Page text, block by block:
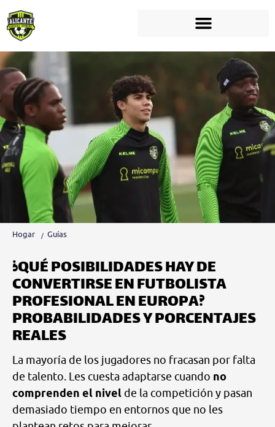
Hogar Guías
¿QUÉ POSIBILIDADES HAY DE
CONVERTIRSE EN FUTBOLISTA
PROFESIONAL EN EUROPA?
PROBABILIDADES Y PORCENTAJES
REALES
La mayoría de los jugadores no fracasan por falta
de talento. Les cuesta adaptarse cuando no
comprenden el nivel de la competición y pasan
demasiado tiempo en entornos que no les